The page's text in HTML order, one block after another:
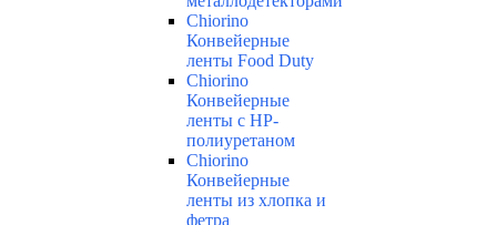
Chiorino
Конвейерные
ленты Food Duty
Chiorino
Конвейерные
ленты с НР-
полиуретаном
Chiorino
Конвейерные
ленты из хлопка и
фетра